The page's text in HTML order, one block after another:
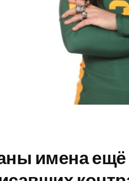
имена ещё